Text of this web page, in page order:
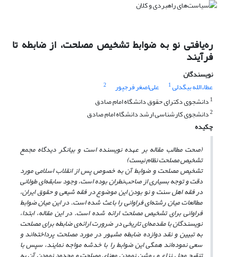
ره‌یافتی نو به ضوابط تشخیص مصلحت، از ضابطه تا
فرآیند
نویسندگان
عطاءالله بیگدلی1 علی‌اصغر فرجپور
2
1 دانشجوی دکترای حقوق دانشگاه امام صادق
2دانشجوی کارشناسی ارشد دانشگاه امام صادق
چکیده
(صحت مطالب مقاله بر عهده نویسنده است و بیانگر دیدگاه مجمع
تشخیص مصلحت نظام نیست)
تشخیص مصلحت و ضوابط آن به خصوص پس از انقلاب اسلامی مورد
دقت و توجه بسیاری از صاحب‌نطران بوده است، وجود سابقه‌ای طولانی
در فقه اهل سنت و نو بودن این موضوع در فقه شیعی و حقوق ایران،
مطالعات میان رشته‌ای فراوانی را باعث شده است. در این میان ضوابط
فراوانی برای تشخیص مصلحت ارائه شده است. در این مقاله، ابتدا،
نویسندگان با مقدمه‌ای تاریخی در ضرورت ارائه‌ی ضابطه برای مصلحت
به تبیین و نقد دوازده ضابطه مشهور در مورد مصلحت پرداخته‌اند و
سعی نموده‌اند همگی این ضوابط را با خدشه مواجه نمایند، سپس با